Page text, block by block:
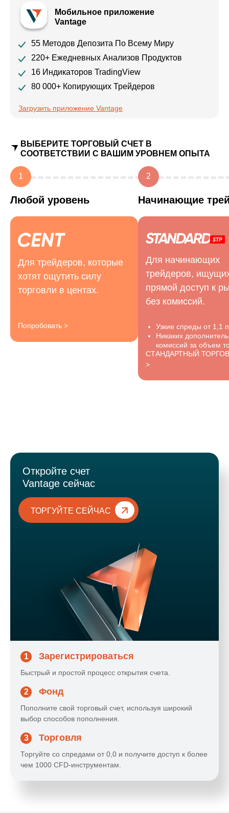
Мобильное приложение
Vantage
55 Методов Депозита По Всему Миру
220+ Ежедневных Анализов Продуктов
16 Индикаторов TradingView
80 000+ Копирующих Трейдеров
Загрузить приложение Vantage
ВЫБЕРИТЕ ТОРГОВЫЙ СЧЕТ В
СООТВЕТСТВИИ С ВАШИМ УРОВНЕМ ОПЫТА
1
Любой уровень
Для трейдеров, которые
хотят ощутить силу
торговли в центах.
Попробовать >
2
Начинающие
Для начинающих
трейдеров,
прямой доступ к
без комиссий.
Узкие спреды от 1,1
Никаких
комиссий за объем
СТАНДАРТНЫЙ
>
Откройте счет
Vantage сейчас
ТОРГУЙТЕ СЕЙЧАС
1 Зарегистрироваться
Быстрый и простой процесс открытия счета.
2 Фонд
Пополните свой торговый счет, используя широкий
выбор способов пополнения.
3 Торговля
Торгуйте со спредами от 0,0 и получите доступ к более
чем 1000 CFD-инструментам.